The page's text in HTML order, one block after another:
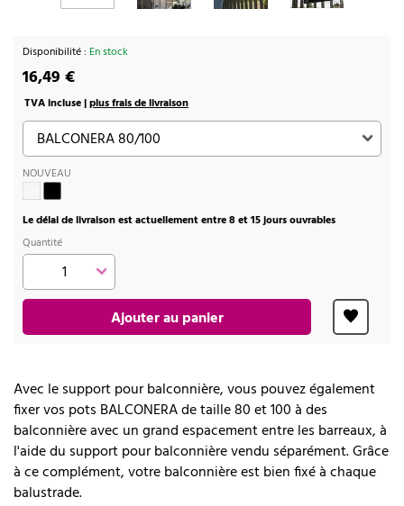
Disponibilité : En stock
16,49 €
TVA incluse |plus frais de livraison
NOUVEAU
Le délai de livraison est actuellement entre 8 et 15 jours ouvrables
Quantité
Ajouter au panier
Avec le support pour balconnière, vous pouvez également
fixer vos pots BALCONERA de taille 80 et 100 à des
balconnière avec un grand espacement entre les barreaux, à
l'aide du support pour balconnière vendu séparément. Grâce
à ce complément, votre balconnière est bien fixé à chaque
balustrade.